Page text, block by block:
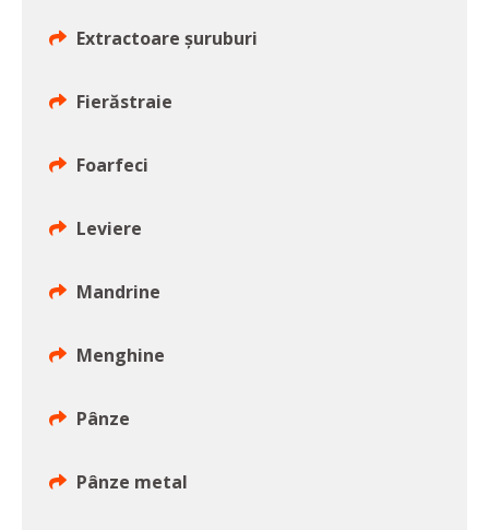
Extractoare şuruburi
Fierăstraie
Foarfeci
Leviere
Mandrine
Menghine
Pânze
Pânze metal